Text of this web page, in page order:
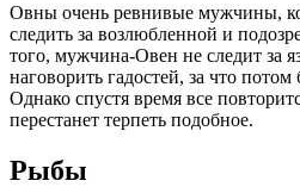
Овны очень ревнивые мужчины,
следить за возлюбленной и
того, мужчина-Овен не следит за
наговорить гадостей, за что потом
Однако спустя время все
перестанет терпеть подобное.
Рыбы